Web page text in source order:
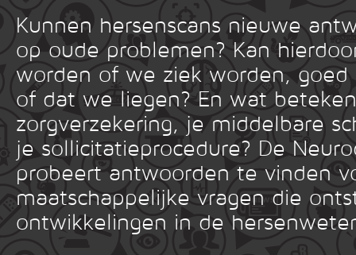
Kunnen hersenscans nieuwe
op oude problemen? Kan
worden of we ziek worden, goed
of dat we liegen? En wat
zorgverzekering, je middelbare
je sollicitatieprocedure? De
probeert antwoorden te vinden
maatschappelijke vragen die
ontwikkelingen in de